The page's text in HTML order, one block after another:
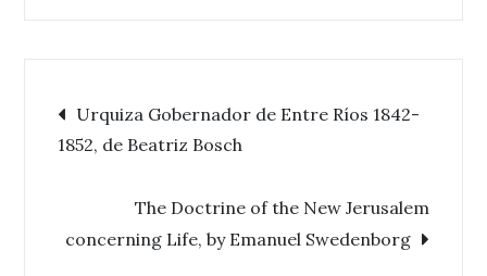
Navegación
entradas
Urquiza Gobernador de Entre Ríos 1842-
1852, de Beatriz Bosch
The Doctrine of the New Jerusalem
concerning Life, by Emanuel Swedenborg